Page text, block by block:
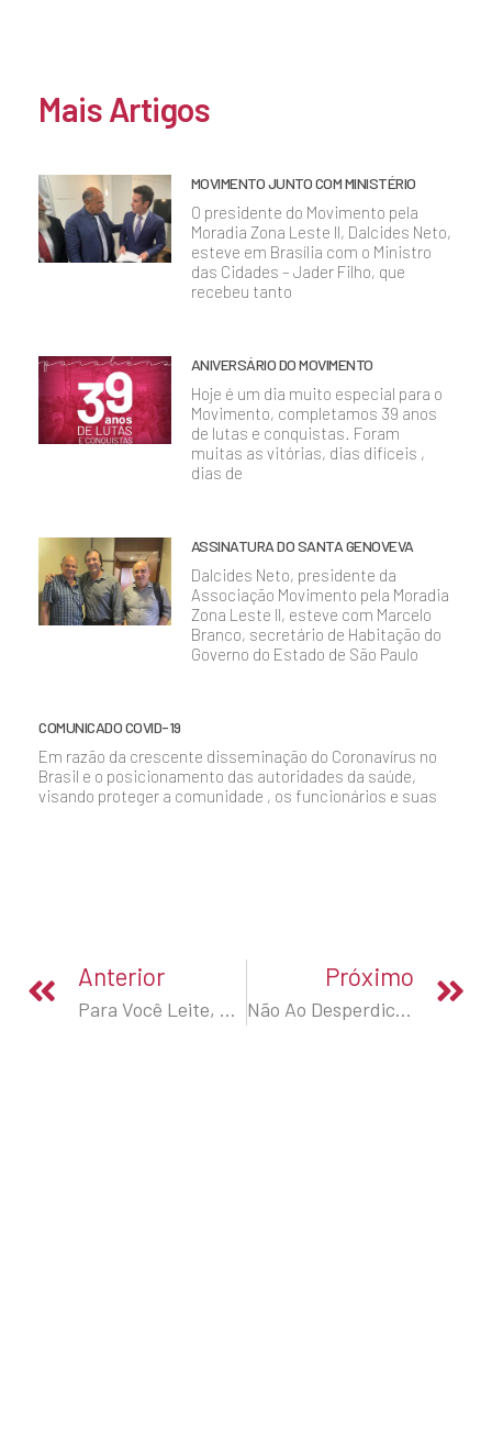
Mais Artigos
MOVIMENTO JUNTO COM MINISTÉRIO
O presidente do Movimento pela
Moradia Zona Leste II, Dalcides Neto,
esteve em Brasília com o Ministro
das Cidades – Jader Filho, que
recebeu tanto
ANIVERSÁRIO DO MOVIMENTO
Hoje é um dia muito especial para o
Movimento, completamos 39 anos
de lutas e conquistas. Foram
muitas as vitórias, dias difíceis ,
dias de
ASSINATURA DO SANTA GENOVEVA
Dalcides Neto, presidente da
Associação Movimento pela Moradia
Zona Leste II, esteve com Marcelo
Branco, secretário de Habitação do
Governo do Estado de São Paulo
COMUNICADO COVID-19
Em razão da crescente disseminação do Coronavírus no
Brasil e o posicionamento das autoridades da saúde,
visando proteger a comunidade , os funcionários e suas
Anterior
Para Você Leite, Para O Bebê Vida
Próximo
Não Ao Desperdicíco De Alimento